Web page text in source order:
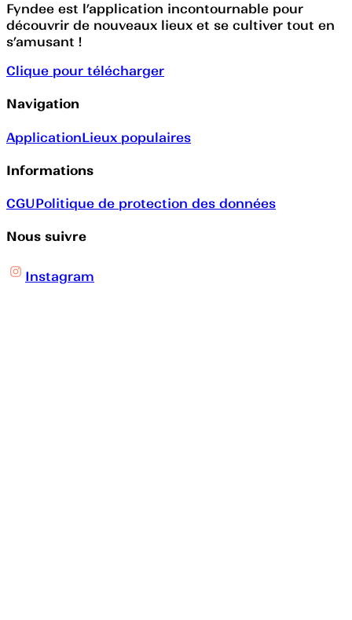
Fyndee est l’application incontournable pour
découvrir de nouveaux lieux et se cultiver tout en
s’amusant !
Clique pour télécharger
Navigation
ApplicationLieux populaires
Informations
CGUPolitique de protection des données
Nous suivre
Instagram